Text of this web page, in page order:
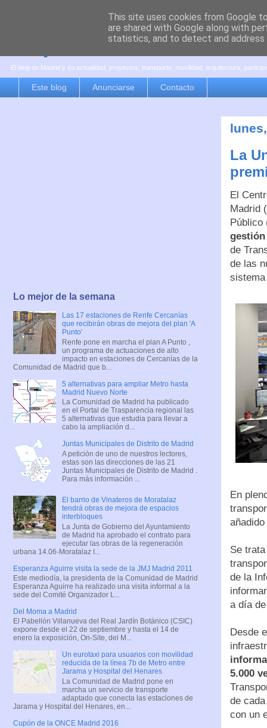
es por madrid
El blog de Madrid y su actualidad, proyectos, transporte, movilidad, arquitectura,
Este blog Anunciarse Contacto
La
El
Madrid
de
de las
En
Se
de la
a día
Desde
5.000
de
con un
Lo mejor de la semana
Las 17 estaciones de Renfe Cercanías
que recibirán obras de mejora del plan 'A
Punto'
Renfe pone en marcha el plan A Punto ,
un programa de actuaciones de alto
impacto en estaciones de Cercanías de la
Comunidad de Madrid que b...
5 alternativas para ampliar Metro hasta
Madrid Nuevo Norte
La Comunidad de Madrid ha publicado
en el Portal de Trasparencia regional las
5 alternativas que estudia para llevar a
cabo la ampliación d...
Juntas Municipales de Distrito de Madrid
A petición de uno de nuestros lectores,
estas son las direcciones de las 21
Juntas Municipales de Distrito de Madrid .
Para más información ...
El barrio de Vinateros de Moratalaz
tendrá obras de mejora de espacios
interbloques
La Junta de Gobierno del Ayuntamiento
de Madrid ha aprobado el contrato para
ejecutar las obras de la regeneración
urbana 14.06-Moratalaz I...
Esperanza Aguirre visita la sede de la JMJ Madrid 2011
Este mediodía, la presidenta de la Comunidad de Madrid
Esperanza Aguirre ha realizado una visita informal a la
sede del Comité Organizador L...
Del Moma a Madrid
El Pabellón Villanueva del Real Jardín Botánico (CSIC)
expone desde el 22 de septiembre y hasta el 14 de
enero la exposición, On-Site, del M...
Un eurotaxi para usuarios con movilidad
reducida de la línea 7b de Metro entre
Jarama y Hospital del Henares
La Comunidad de Madrid pone en
marcha un servicio de transporte
adaptado que conecta las estaciones de
Jarama y Hospital del Henares, en...
Cupón de la ONCE Madrid 2016
This site uses cookies from Google
are shared with Google along with
statistics, and to detect and address